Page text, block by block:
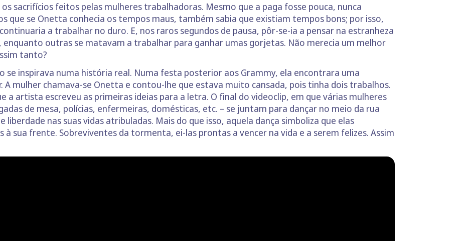
sacrifícios feitos pelas mulheres trabalhadoras. Mesmo que a paga fosse pouca, nunca
que se Onetta conhecia os tempos maus, também sabia que existiam tempos bons; por isso,
a trabalhar no duro. E, nos raros segundos de pausa, pôr-se-ia a pensar na estranheza
outras se matavam a trabalhar para ganhar umas gorjetas. Não merecia um melhor
tanto?
se inspirava numa história real. Numa festa posterior aos Grammy, ela encontrara uma
A mulher chamava-se Onetta e contou-lhe que estava muito cansada, pois tinha dois trabalhos.
a artista escreveu as primeiras ideias para a letra. O final do videoclip, em que várias mulheres
de mesa, polícias, enfermeiras, domésticas, etc. – se juntam para dançar no meio da rua
nas suas vidas atribuladas. Mais do que isso, aquela dança simboliza que elas
à sua frente. Sobreviventes da tormenta, ei-las prontas a vencer na vida e a serem felizes. Assim